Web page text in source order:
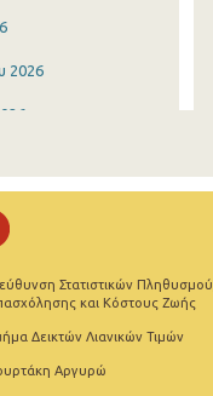
2026
Στατιστικών Πληθυσμού,
και Κόστους Ζωής
Δεικτών Λιανικών Τιμών
Αργυρώ